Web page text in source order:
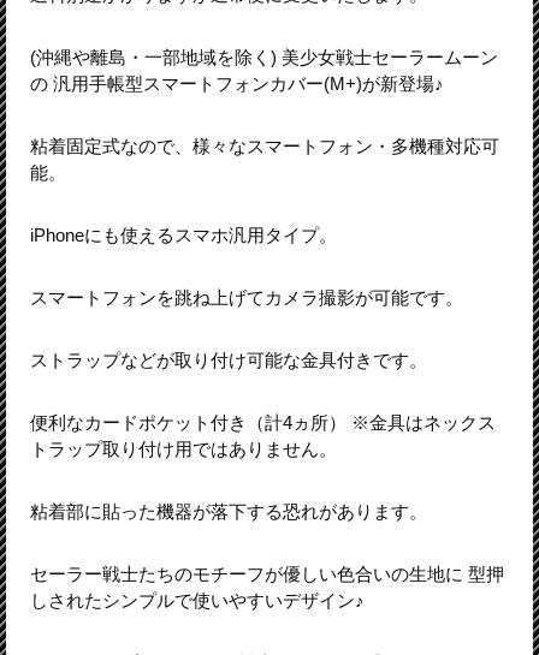
(沖縄や離島・一部地域を除く) 美少女戦士セーラームーン
の 汎用手帳型スマートフォンカバー(M+)が新登場♪
粘着固定式なので、様々なスマートフォン・多機種対応可
能。
iPhoneにも使えるスマホ汎用タイプ。
スマートフォンを跳ね上げてカメラ撮影が可能です。
ストラップなどが取り付け可能な金具付きです。
便利なカードポケット付き（計4ヵ所） ※金具はネックス
トラップ取り付け用ではありません。
粘着部に貼った機器が落下する恐れがあります。
セーラー戦士たちのモチーフが優しい色合いの生地に 型押
しされたシンプルで使いやすいデザイン♪